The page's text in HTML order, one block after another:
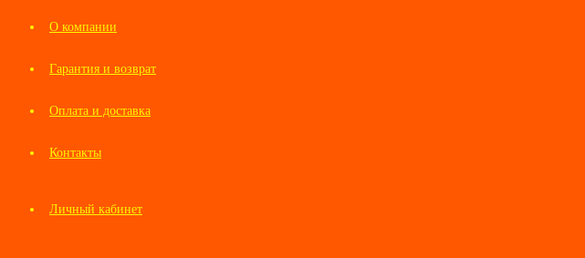
О компании
Гарантия и возврат
Оплата и доставка
Контакты
Личный кабинет